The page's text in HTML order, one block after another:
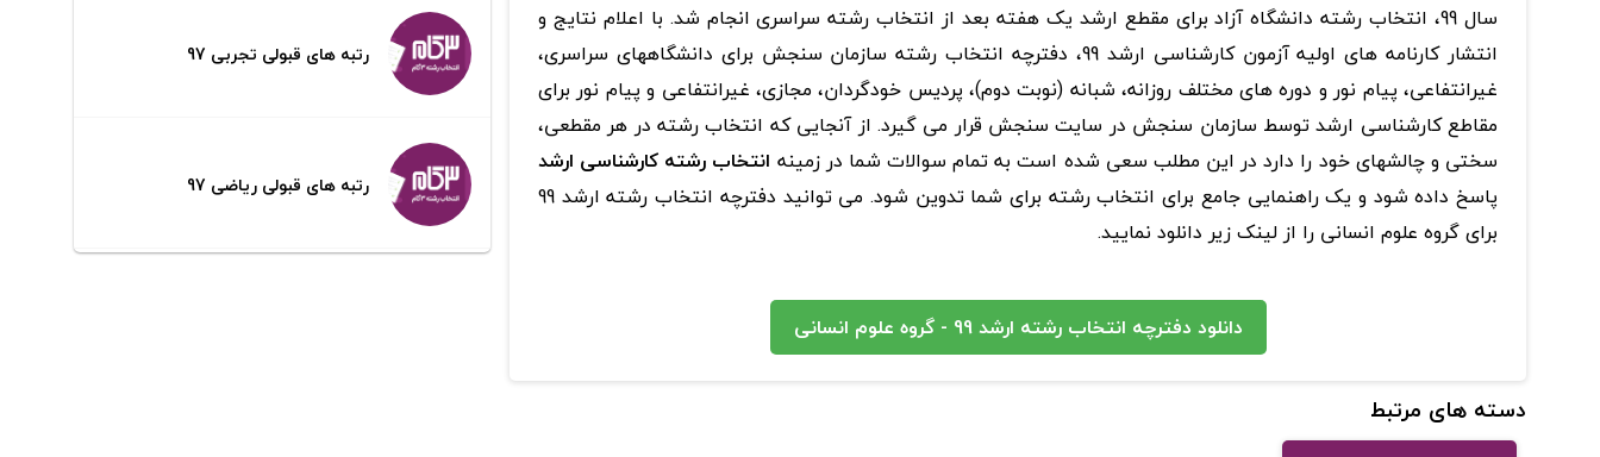
سال 99، انتخاب رشته دانشگاه آزاد برای مقطع ارشد یک هفته بعد از انتخاب رشته سراسری انجام شد. با اعلام نتایج و
انتشار کارنامه های اولیه آزمون کارشناسی ارشد 99، دفترچه انتخاب رشته سازمان سنجش برای دانشگاههای سراسری،
غیرانتفاعی، پیام نور و دوره های مختلف روزانه، شبانه (نوبت دوم)، پردیس خودگردان، مجازی، غیرانتفاعی و پیام نور برای
مقاطع کارشناسی ارشد توسط سازمان سنجش در سایت سنجش قرار می گیرد. از آنجایی که انتخاب رشته در هر مقطعی،
سختی و چالشهای خود را دارد در این مطلب سعی شده است به تمام سوالات شما در زمینه انتخاب رشته کارشناسی ارشد
پاسخ داده شود و یک راهنمایی جامع برای انتخاب رشته برای شما تدوین شود. می توانید دفترچه انتخاب رشته ارشد 99
برای گروه علوم انسانی را از لینک زیر دانلود نمایید.
دانلود دفترچه انتخاب رشته ارشد 99 - گروه علوم انسانی
دسته های مرتبط
رتبه های قبولی تجربی 97
رتبه های قبولی ریاضی 97